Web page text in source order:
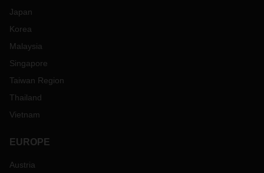
Japan
Korea
Malaysia
Singapore
Taiwan Region
Thailand
Vietnam
EUROPE
Austria